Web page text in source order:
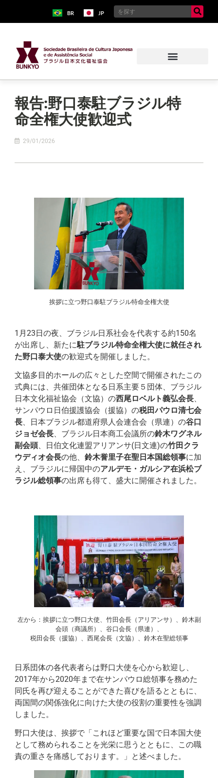
BR JP
報告:野口泰駐ブラジル特
命全権大使歓迎式
29/01/2026
挨拶に立つ野口泰駐ブラジル特命全権大使
1月23日の夜、ブラジル日系社会を代表する約150名
が出席し、新たに駐ブラジル特命全権大使に就任され
た野口泰大使の歓迎式を開催しました。
文協多目的ホールの広々とした空間で開催されたこの
式典には、共催団体となる日系主要５団体、ブラジル
日本文化福祉協会（文協）の西尾ロベルト義弘会長、
サンパウロ日伯援護協会（援協）の税田パウロ清七会
長、日本ブラジル都道府県人会連合会（県連）の谷口
ジョゼ会長、ブラジル日本商工会議所の鈴木ワグネル
副会頭、日伯文化連盟アリアンサ(日文連)の竹田クラ
ウディオ会長の他、 鈴木誉里子在聖日本国総領事に加
え、ブラジルに帰国中のアルデモ・ガルシア在浜松ブ
ラジル総領事の出席も得て、盛大に開催されました。
左から：挨拶に立つ野口大使、竹田会長（アリアンサ）、鈴木副
会頭（商議所）、谷口会長（県連）、
税田会長（援協）、西尾会長（文協）、鈴木在聖総領事
日系団体の各代表者らは野口大使を心から歓迎し、
2017年から2020年まで在サンパウロ総領事を務めた
同氏を再び迎えることができた喜びを語るとともに、
両国間の関係強化に向けた大使の役割の重要性を強調
しました。
野口大使は、挨拶で「これほど重要な国で日本国大使
として務められることを光栄に思うとともに、この職
責の重さを痛感しております。」と述べました。